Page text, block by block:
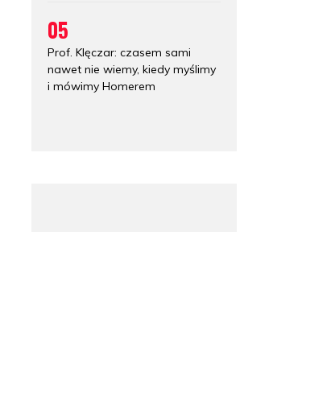
05
Prof. Klęczar: czasem sami
nawet nie wiemy, kiedy myślimy
i mówimy Homerem